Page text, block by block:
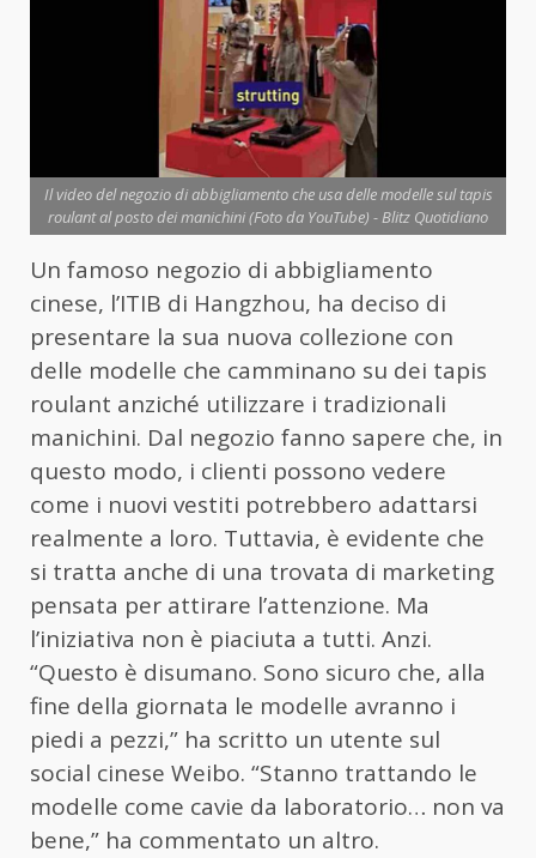
Il video del negozio di abbigliamento che usa delle modelle sul tapis
roulant al posto dei manichini (Foto da YouTube) - Blitz Quotidiano
Un famoso negozio di abbigliamento
cinese, l’ITIB di Hangzhou, ha deciso di
presentare la sua nuova collezione con
delle modelle che camminano su dei tapis
roulant anziché utilizzare i tradizionali
manichini. Dal negozio fanno sapere che, in
questo modo, i clienti possono vedere
come i nuovi vestiti potrebbero adattarsi
realmente a loro. Tuttavia, è evidente che
si tratta anche di una trovata di marketing
pensata per attirare l’attenzione. Ma
l’iniziativa non è piaciuta a tutti. Anzi.
“Questo è disumano. Sono sicuro che, alla
fine della giornata le modelle avranno i
piedi a pezzi,” ha scritto un utente sul
social cinese Weibo. “Stanno trattando le
modelle come cavie da laboratorio… non va
bene,” ha commentato un altro.